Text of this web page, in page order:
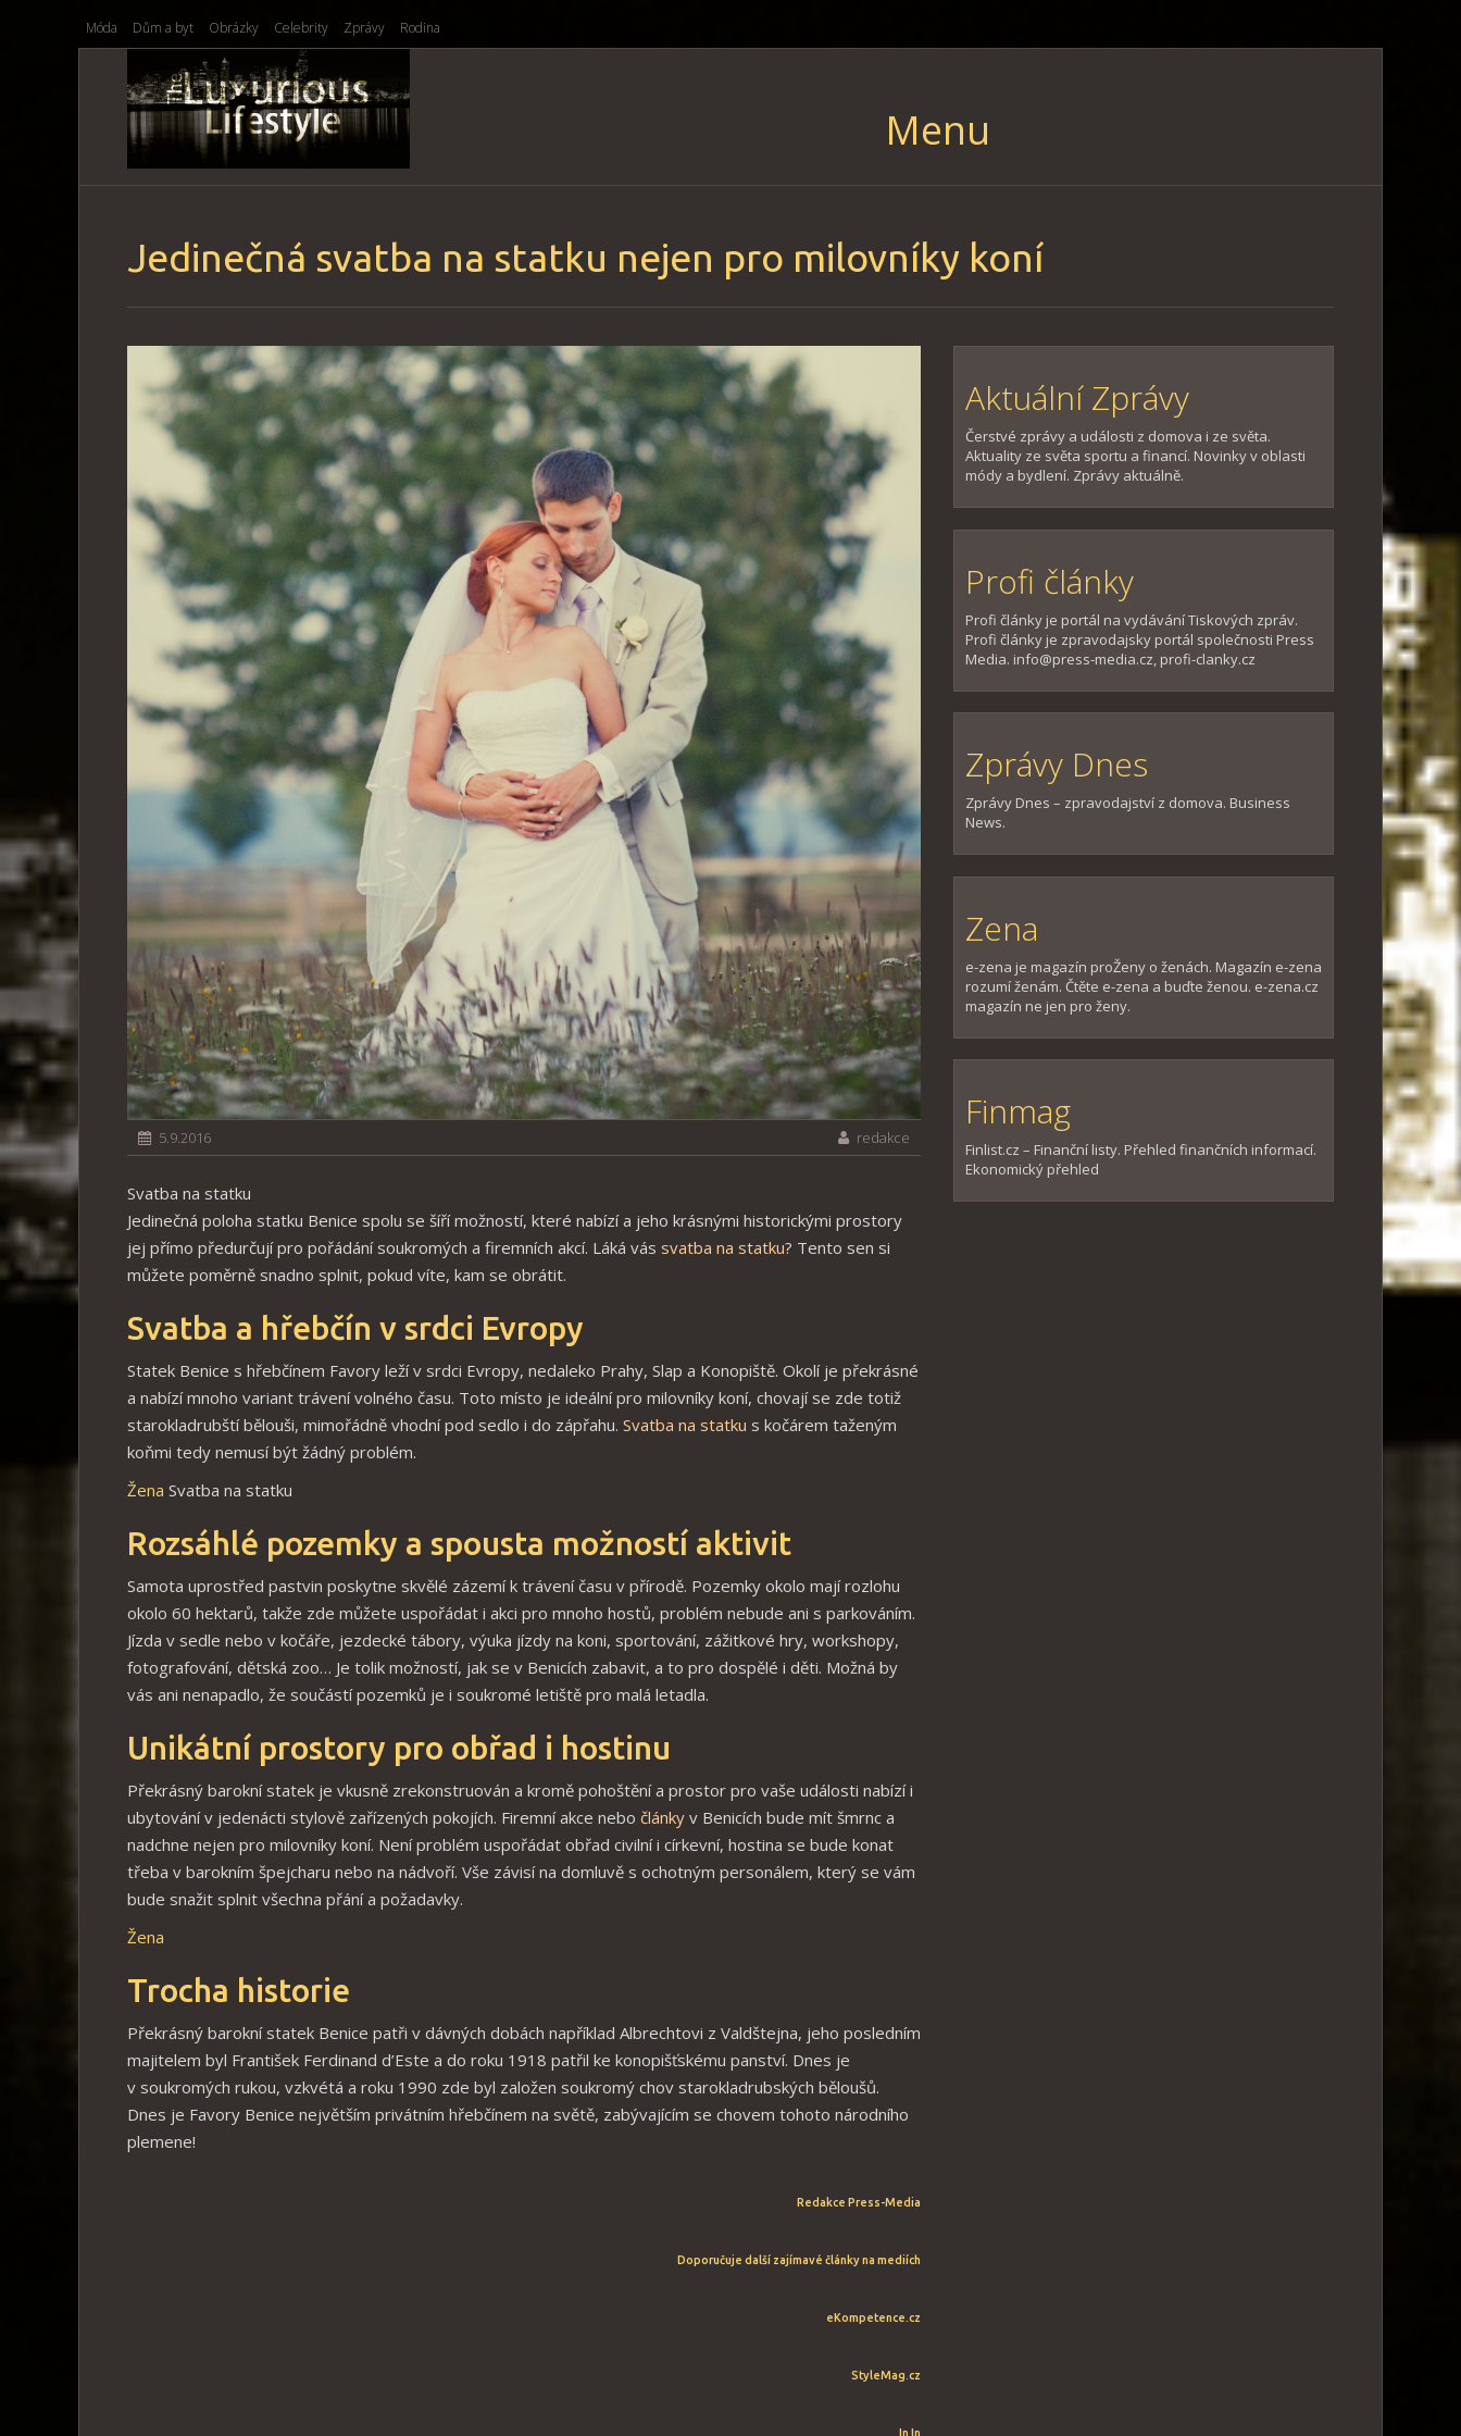
Móda Dům a byt Obrázky Celebrity Zprávy Rodina
Menu
Jedinečná svatba na statku nejen pro milovníky koní
5.9.2016 redakce
Svatba na statku
Jedinečná poloha statku Benice spolu se šíří možností, které nabízí a jeho krásnými historickými prostory
jej přímo předurčují pro pořádání soukromých a firemních akcí. Láká vás svatba na statku? Tento sen si
můžete poměrně snadno splnit, pokud víte, kam se obrátit.
Svatba a hřebčín v srdci Evropy
Statek Benice s hřebčínem Favory leží v srdci Evropy, nedaleko Prahy, Slap a Konopiště. Okolí je překrásné
a nabízí mnoho variant trávení volného času. Toto místo je ideální pro milovníky koní, chovají se zde totiž
starokladrubští bělouši, mimořádně vhodní pod sedlo i do zápřahu. Svatba na statku s kočárem taženým
koňmi tedy nemusí být žádný problém.
Žena Svatba na statku
Rozsáhlé pozemky a spousta možností aktivit
Samota uprostřed pastvin poskytne skvělé zázemí k trávení času v přírodě. Pozemky okolo mají rozlohu
okolo 60 hektarů, takže zde můžete uspořádat i akci pro mnoho hostů, problém nebude ani s parkováním.
Jízda v sedle nebo v kočáře, jezdecké tábory, výuka jízdy na koni, sportování, zážitkové hry, workshopy,
fotografování, dětská zoo… Je tolik možností, jak se v Benicích zabavit, a to pro dospělé i děti. Možná by
vás ani nenapadlo, že součástí pozemků je i soukromé letiště pro malá letadla.
Unikátní prostory pro obřad i hostinu
Překrásný barokní statek je vkusně zrekonstruován a kromě pohoštění a prostor pro vaše události nabízí i
ubytování v jedenácti stylově zařízených pokojích. Firemní akce nebo články v Benicích bude mít šmrnc a
nadchne nejen pro milovníky koní. Není problém uspořádat obřad civilní i církevní, hostina se bude konat
třeba v barokním špejcharu nebo na nádvoří. Vše závisí na domluvě s ochotným personálem, který se vám
bude snažit splnit všechna přání a požadavky.
Žena
Trocha historie
Překrásný barokní statek Benice patři v dávných dobách například Albrechtovi z Valdštejna, jeho posledním
majitelem byl František Ferdinand d’Este a do roku 1918 patřil ke konopišťskému panství. Dnes je
v soukromých rukou, vzkvétá a roku 1990 zde byl založen soukromý chov starokladrubských běloušů.
Dnes je Favory Benice největším privátním hřebčínem na světě, zabývajícím se chovem tohoto národního
plemene!
Redakce Press-Media
Doporučuje další zajímavé články na mediích
eKompetence.cz
StyleMag.cz
In In
Aktuální Zprávy
Čerstvé zprávy a události z domova i ze světa.
Aktuality ze světa sportu a financí. Novinky v oblasti
módy a bydlení. Zprávy aktuálně.
Profi články
Profi články je portál na vydávání Tiskových zpráv.
Profi články je zpravodajsky portál společnosti Press
Media. info@press-media.cz, profi-clanky.cz
Zprávy Dnes
Zprávy Dnes – zpravodajství z domova. Business
News.
Zena
e-zena je magazín proŽeny o ženách. Magazín e-zena
rozumí ženám. Čtěte e-zena a buďte ženou. e-zena.cz
magazín ne jen pro ženy.
Finmag
Finlist.cz – Finanční listy. Přehled finančních informací.
Ekonomický přehled